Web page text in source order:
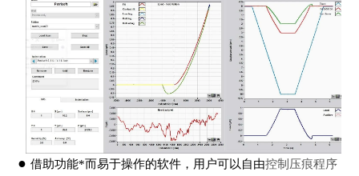
●借助功能*而易于操作的软件，用户可以自由控制压痕程序